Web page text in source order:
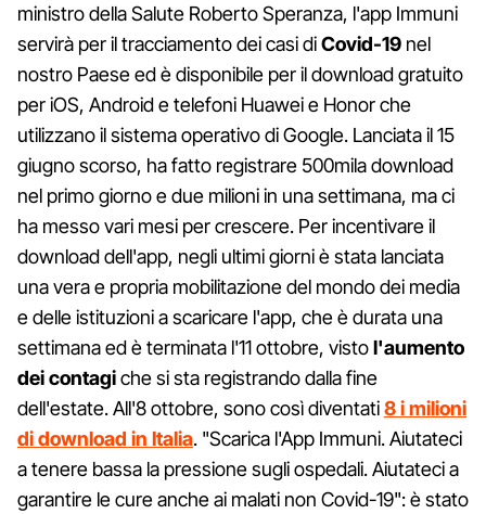
ministro della Salute Roberto Speranza, l'app Immuni
servirà per il tracciamento dei casi diCovid-19 nel
nostro Paese ed è disponibile per il download gratuito
per iOS, Android e telefoni Huawei e Honor che
utilizzano il sistema operativo di Google. Lanciata il 15
giugno scorso, ha fatto registrare 500mila download
nel primo giorno e due milioni in una settimana, ma ci
ha messo vari mesi per crescere. Per incentivare il
download dell'app, negli ultimi giorni è stata lanciata
una vera e propria mobilitazione del mondo dei media
e delle istituzioni a scaricare l'app, che è durata una
settimana ed è terminata l'11 ottobre, vistol'aumento
dei contagiche si sta registrando dalla fine
dell'estate. All'8 ottobre, sono così diventati8 i milioni
di download in Italia. "Scarica l'App Immuni. Aiutateci
a tenere bassa la pressione sugli ospedali. Aiutateci a
garantire le cure anche ai malati non Covid-19": è stato